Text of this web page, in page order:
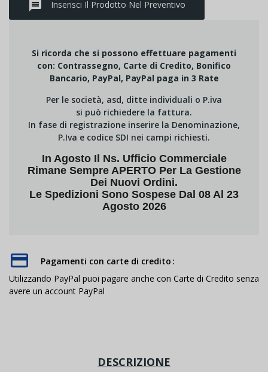
message Inserisci Il Prodotto Nel Preventivo
Si ricorda che si possono effettuare pagamenti
con: Contrassegno, Carte di Credito, Bonifico
Bancario, PayPal, PayPal paga in 3 Rate
Per le società, asd, ditte individuali o P.iva
si può richiedere la fattura.
In fase di registrazione inserire la Denominazione,
P.Iva e codice SDI nei campi richiesti.
In Agosto Il Ns. Ufficio Commerciale
Rimane Sempre APERTO Per La Gestione
Dei Nuovi Ordini.
Le Spedizioni Sono Sospese Dal 08 Al 23
Agosto 2026
Pagamenti con carte di credito
Utilizzando PayPal puoi pagare anche con Carte di Credito senza
avere un account PayPal
DESCRIZIONE